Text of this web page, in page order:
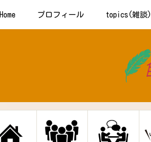
Home プロフィール topics(雑談)